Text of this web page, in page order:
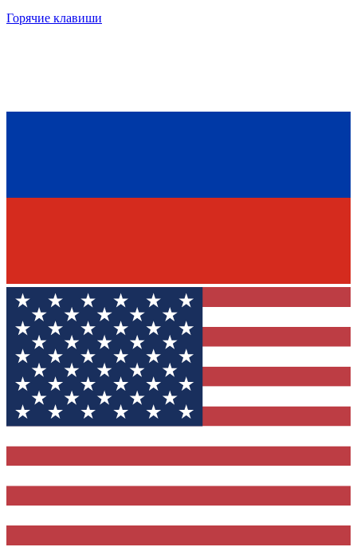
Горячие клавиши